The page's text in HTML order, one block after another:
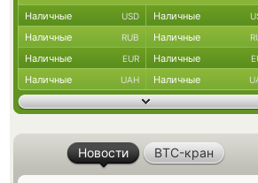
Наличные USD Наличные
Наличные RUB Наличные
Наличные EUR Наличные
Наличные UAH Наличные
Новости BTC-кран